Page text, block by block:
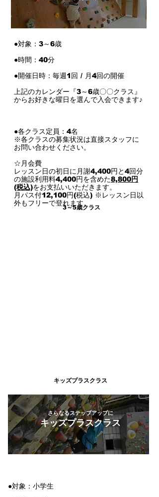
​3～5歳クラス
●対象：3～6歳
●時間：40分
●開催日時：毎週1回 / 月4回の開催
上記のカレンダー『3～6歳〇〇クラス』
からお好きな曜日を選んで入会できます♪
●各クラス定員：4名
※各クラスの募集状況は直接スタッフに
お問い合わせください。
☆月会費
レッスン日の初日に月謝4,400円と4回分
の施設利用料4,400円を含めた8,800円
(税込)をお支払いいただきます。
月パス付12,100円(税込) ※レッスン日以
外もフリーで登れます。
​キッズプラスクラス
●対象：小学生
さらなるステップアップに
キッズプラスクラス